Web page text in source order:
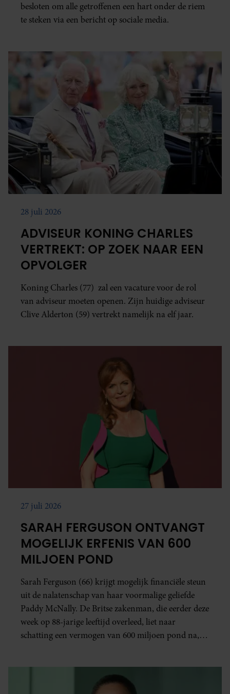
besloten om alle getroffenen een hart onder de riem
te steken via een bericht op sociale media.
28 juli 2026
ADVISEUR KONING CHARLES
VERTREKT: OP ZOEK NAAR EEN
OPVOLGER
Koning Charles (77) zal een vacature voor de rol
van adviseur moeten openen. Zijn huidige adviseur
Clive Alderton (59) vertrekt namelijk na elf jaar.
27 juli 2026
SARAH FERGUSON ONTVANGT
MOGELIJK ERFENIS VAN 600
MILJOEN POND
Sarah Ferguson (66) krijgt mogelijk financiële steun
uit de nalatenschap van haar voormalige geliefde
Paddy McNally. De Britse zakenman, die eerder deze
week op 88-jarige leeftijd overleed, liet naar
schatting een vermogen van 600 miljoen pond na,